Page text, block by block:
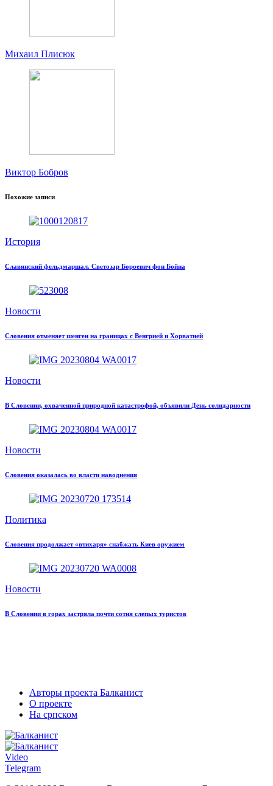
Михаил Плисюк
Виктор Бобров
Похожие записи
История
Славянский фельдмаршал. Светозар Бороевич фон Бойна
Новости
Словения отменяет шенген на границах с Венгрией и Хорватией
Новости
В Словении, охваченной природной катастрофой, объявили День солидарности
Новости
Словения оказалась во власти наводнения
Политика
Словения продолжает «втихаря» снабжать Киев оружием
Новости
В Словении в горах застряла почти сотня слепых туристов
Авторы проекта Балканист
О проекте
На српском
Video
Telegram